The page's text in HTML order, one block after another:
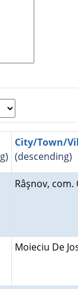
City/Town/
(descending)
Râşnov, com.
Moieciu De